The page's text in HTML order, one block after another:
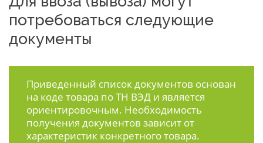
потребоваться следующие
документы
Приведенный список документов основан
на коде товара по ТН ВЭД и является
ориентировочным. Необходимость
получения документов зависит от
характеристик конкретного товара.